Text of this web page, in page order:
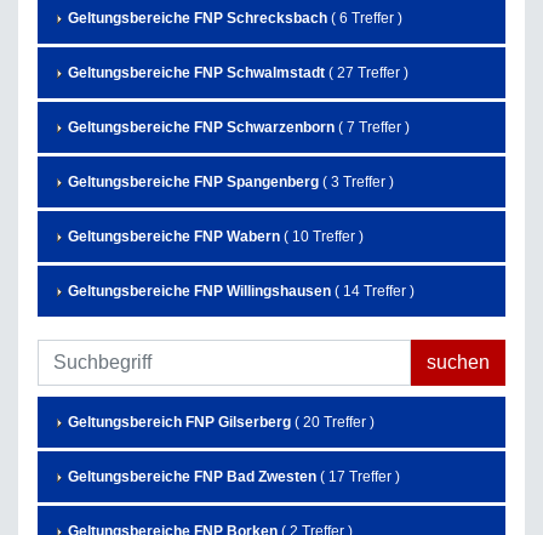
Geltungsbereiche FNP Schrecksbach ( 6 Treffer )
Geltungsbereiche FNP Schwalmstadt ( 27 Treffer )
Geltungsbereiche FNP Schwarzenborn ( 7 Treffer )
Geltungsbereiche FNP Spangenberg ( 3 Treffer )
Geltungsbereiche FNP Wabern ( 10 Treffer )
Geltungsbereiche FNP Willingshausen ( 14 Treffer )
Geltungsbereich FNP Gilserberg ( 20 Treffer )
Geltungsbereiche FNP Bad Zwesten ( 17 Treffer )
Geltungsbereiche FNP Borken ( 2 Treffer )